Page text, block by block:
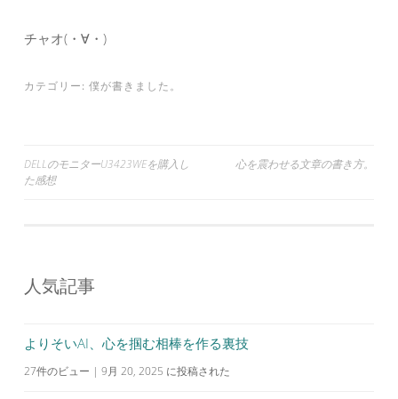
チャオ(・∀・)
カテゴリー: 僕が書きました。
投
ゲ
ー
ョ
ン
DELLのモニターU3423WEを購入し
た感想
心を震わせる文章の書き方。
人気記事
よりそいAI、心を掴む相棒を作る裏技
27件のビュー | 9月 20, 2025 に投稿された